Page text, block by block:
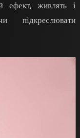
ефект, живлять і
підкреслювати